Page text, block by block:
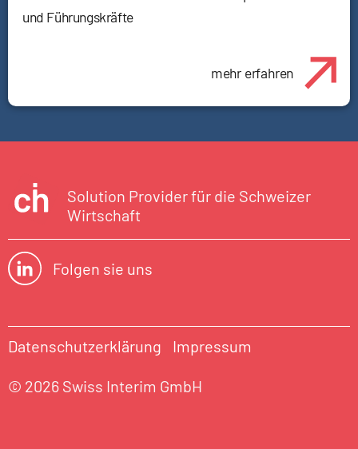
und Führungskräfte
mehr erfahren
Solution Provider für die Schweizer
Wirtschaft
Folgen sie uns
Datenschutzerklärung Impressum
© 2026 Swiss Interim GmbH